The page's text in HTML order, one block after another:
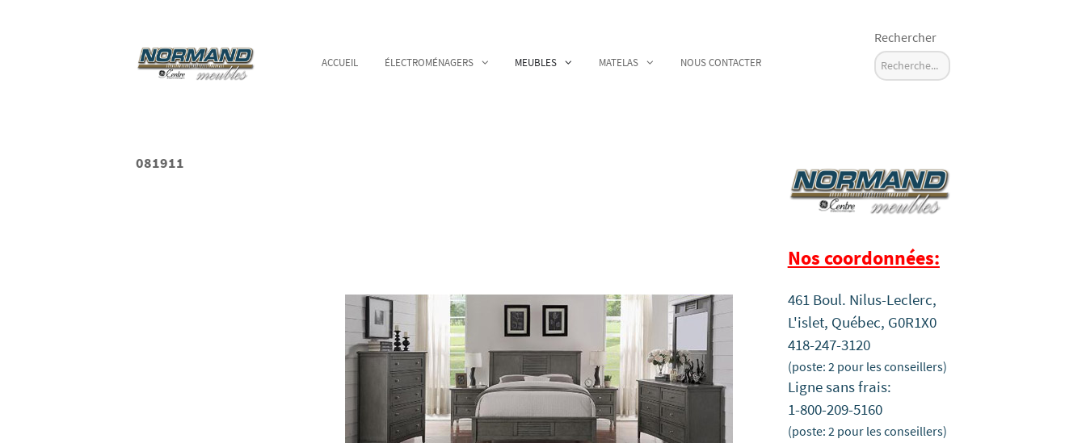
ACCUEIL ÉLECTROMÉNAGERS MEUBLES MATELAS NOUS CONTACTER
Rechercher
081911
Nos coordonnées:
461 Boul. Nilus-Leclerc,
L'islet, Québec, G0R1X0
418-247-3120
(poste: 2 pour les conseillers)
Ligne sans frais:
1-800-209-5160
(poste: 2 pour les conseillers)